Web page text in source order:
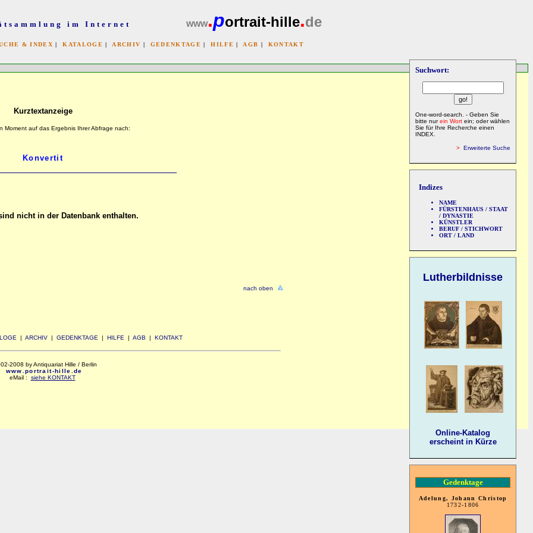
im Internet www.portrait-hille.de
& INDEX |KATALOGE | ARCHIV | GEDENKTAGE |HILFE | AGB | KONTAKT
Suchwort:
One-word-search. - Geben Sie
bitte nurein Wort ein; oder wählen
Sie für Ihre Recherche einen
INDEX.
> Erweiterte Suche
Indizes
NAME
FÜRSTENHAUS / STAAT
/ DYNASTIE
KÜNSTLER
BERUF / STICHWORT
ORT / LAND
Lutherbildnisse
Online-Katalog
erscheint in Kürze
Gedenktage
Adelung, Johann Christop
1732-1806
Kurztextanzeige
Moment auf das Ergebnis Ihrer Abfrage nach:
nicht in der Datenbank enthalten.
nach oben
| ARCHIV | GEDENKTAGE | HILFE | AGB | KONTAKT
2008 by Antiquariat Hille / Berlin
www.portrait-hille.de
eMail : siehe KONTAKT